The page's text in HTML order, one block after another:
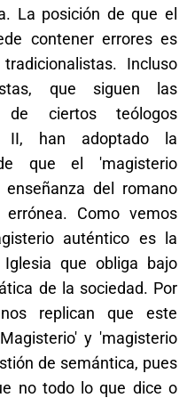
La posición de que el
contener errores es
Incluso
que siguen las
de ciertos teólogos
II, han adoptado la
que el 'magisterio
del romano
Como vemos
auténtico es la
que obliga bajo
de la sociedad. Por
replican que este
y 'magisterio
de semántica, pues
no todo lo que dice o